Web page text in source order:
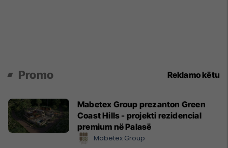
Promo Reklamo këtu
Mabetex Group prezanton Green
Coast Hills - projekti rezidencial
premium në Palasë
Mabetex Group